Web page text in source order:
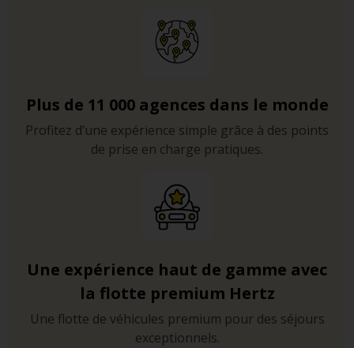
Plus de 11 000 agences dans le monde
Profitez d’une expérience simple grâce à des points
de prise en charge pratiques.
Une expérience haut de gamme avec
la flotte premium Hertz
Une flotte de véhicules premium pour des séjours
exceptionnels.